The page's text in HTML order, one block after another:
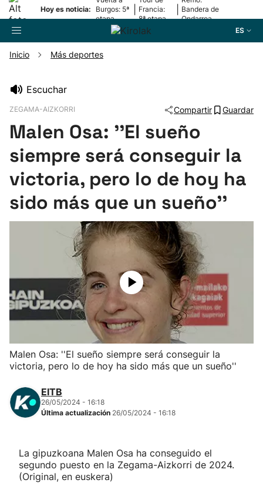
Hoy es noticia:
Burgos: 5ª
etapa
Francia:
8ª etapa
Bandera de
Ondarroa
ES
Pelota
Remo
Herri-kirolak
Balonmano
Kirolak 360
Carreras de montaña
"Helmuga"
Inicio Más deportes
Escuchar
ZEGAMA-AIZKORRI Compartir Guardar
Malen Osa: ''El sueño
siempre será conseguir la
victoria, pero lo de hoy ha
sido más que un sueño''
Malen Osa: ''El sueño siempre será conseguir la
victoria, pero lo de hoy ha sido más que un sueño''
EITB
26/05/2024 - 16:18
Última actualización 26/05/2024 - 16:18
La gipuzkoana Malen Osa ha conseguido el
segundo puesto en la Zegama-Aizkorri de 2024.
(Original, en euskera)